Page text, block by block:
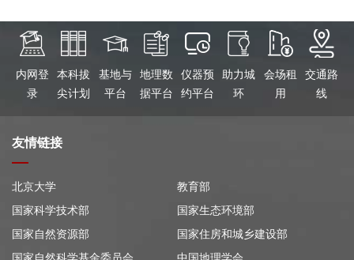
内网登
录
本科拔
尖计划
基地与
平台
地理数
据平台
仪器预
约平台
助力城
环
会场租
用
交通路
线
友情链接
北京大学
教育部
国家科学技术部
国家生态环境部
国家自然资源部
国家住房和城乡建设部